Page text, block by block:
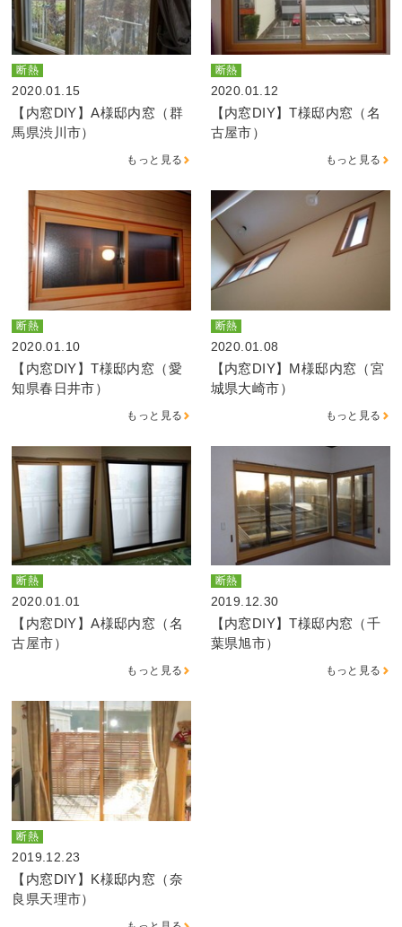
断熱
2020.01.15
【内窓DIY】A様邸内窓（群
馬県渋川市）
もっと見る
断熱
2020.01.12
【内窓DIY】T様邸内窓（名
古屋市）
もっと見る
断熱
2020.01.10
【内窓DIY】T様邸内窓（愛
知県春日井市）
もっと見る
断熱
2020.01.08
【内窓DIY】M様邸内窓（宮
城県大崎市）
もっと見る
断熱
2020.01.01
【内窓DIY】A様邸内窓（名
古屋市）
もっと見る
断熱
2019.12.30
【内窓DIY】T様邸内窓（千
葉県旭市）
もっと見る
断熱
2019.12.23
【内窓DIY】K様邸内窓（奈
良県天理市）